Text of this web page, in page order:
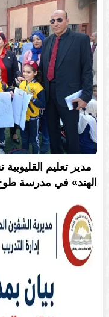
مدير تعليم
الهند» في مدرسة